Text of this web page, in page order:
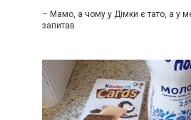
– Мамо, а чому у Дімки є тато, а у
запитав